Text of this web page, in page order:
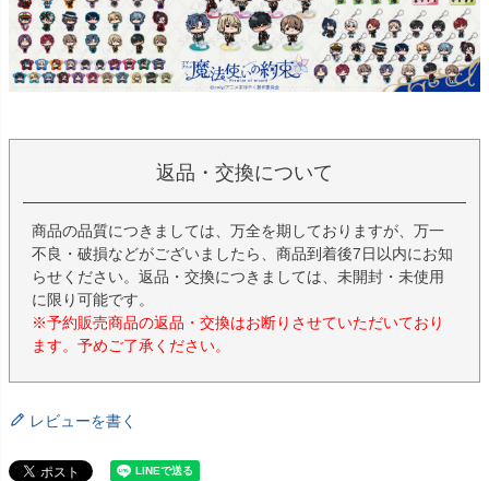
返品・交換について
商品の品質につきましては、万全を期しておりますが、万一
不良・破損などがございましたら、商品到着後7日以内にお知
らせください。返品・交換につきましては、未開封・未使用
に限り可能です。
※予約販売商品の返品・交換はお断りさせていただいており
ます。予めご了承ください。
レビューを書く